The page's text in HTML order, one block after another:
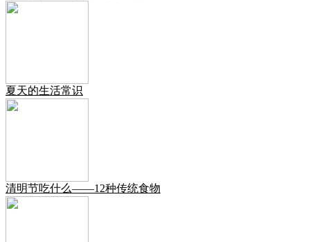
夏天的生活常识
清明节吃什么——12种传统食物